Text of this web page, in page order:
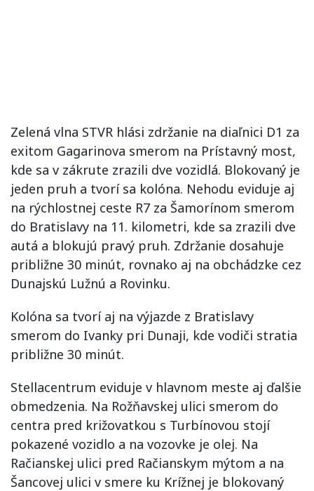
Zelená vlna STVR hlási zdržanie na diaľnici D1 za
exitom Gagarinova smerom na Prístavný most,
kde sa v zákrute zrazili dve vozidlá. Blokovaný je
jeden pruh a tvorí sa kolóna. Nehodu eviduje aj
na rýchlostnej ceste R7 za Šamorínom smerom
do Bratislavy na 11. kilometri, kde sa zrazili dve
autá a blokujú pravý pruh. Zdržanie dosahuje
približne 30 minút, rovnako aj na obchádzke cez
Dunajskú Lužnú a Rovinku.
Kolóna sa tvorí aj na výjazde z Bratislavy
smerom do Ivanky pri Dunaji, kde vodiči stratia
približne 30 minút.
Stellacentrum eviduje v hlavnom meste aj ďalšie
obmedzenia. Na Rožňavskej ulici smerom do
centra pred križovatkou s Turbínovou stojí
pokazené vozidlo a na vozovke je olej. Na
Račianskej ulici pred Račianskym mýtom a na
Šancovej ulici v smere ku Krížnej je blokovaný